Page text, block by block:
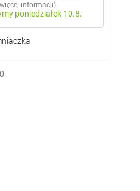
informacji)
poniedziałek 10.8.